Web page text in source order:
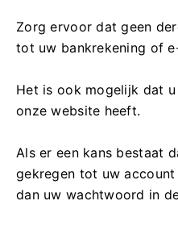
Zorg ervoor dat geen
tot uw bankrekening of
Het is ook mogelijk dat
onze website heeft.
Als er een kans bestaat
gekregen tot uw
dan uw wachtwoord in